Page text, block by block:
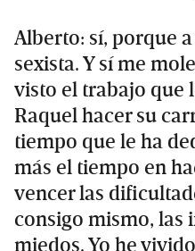
Alberto: sí, porque
sexista. Y sí me
visto el trabajo que
Raquel hacer su
tiempo que le ha
más el tiempo en
vencer las
consigo mismo, las
miedos. Yo he